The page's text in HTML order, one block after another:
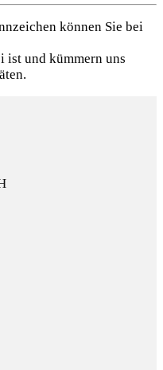
können Sie bei
ist und kümmern uns